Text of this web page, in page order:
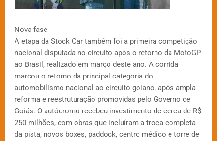
Nova fase
A etapa da Stock Car também foi a primeira competição
nacional disputada no circuito após o retorno da MotoGP
ao Brasil, realizado em março deste ano. A corrida
marcou o retorno da principal categoria do
automobilismo nacional ao circuito goiano, após ampla
reforma e reestruturação promovidas pelo Governo de
Goiás. O autódromo recebeu investimento de cerca de R$
250 milhões, com obras que incluíram a troca completa
da pista, novos boxes, paddock, centro médico e torre de